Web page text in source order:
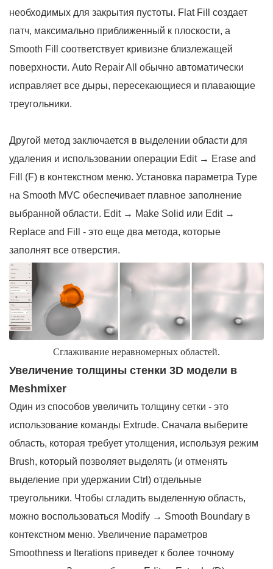
необходимых для закрытия пустоты. Flat Fill создает
патч, максимально приближенный к плоскости, а
Smooth Fill соответствует кривизне близлежащей
поверхности. Auto Repair All обычно автоматически
исправляет все дыры, пересекающиеся и плавающие
треугольники.
Другой метод заключается в выделении области для
удаления и использовании операции Edit → Erase and
Fill (F) в контекстном меню. Установка параметра Type
на Smooth MVC обеспечивает плавное заполнение
выбранной области. Edit → Make Solid или Edit →
Replace and Fill - это еще два метода, которые
заполнят все отверстия.
Сглаживание неравномерных областей.
Увеличение толщины стенки 3D модели в
Meshmixer
Один из способов увеличить толщину сетки - это
использование команды Extrude. Сначала выберите
область, которая требует утолщения, используя режим
Brush, который позволяет выделять (и отменять
выделение при удержании Ctrl) отдельные
треугольники. Чтобы сгладить выделенную область,
можно воспользоваться Modify → Smooth Boundary в
контекстном меню. Увеличение параметров
Smoothness и Iterations приведет к более точному